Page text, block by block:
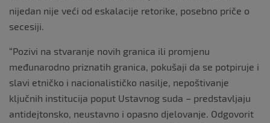
nijedan nije veći od eskalacije retorike, posebno priče o
secesiji.
“Pozivi na stvaranje novih granica ili promjenu
međunarodno priznatih granica, pokušaji da se potpiruje i
slavi etničko i nacionalističko nasilje, nepoštivanje
ključnih institucija poput Ustavnog suda – predstavljaju
antidejtonsko, neustavno i opasno djelovanje. Odgovorit